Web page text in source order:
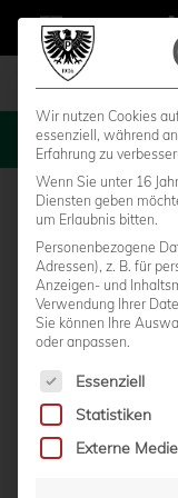
Wir nutzen Cookies
essenziell, während
Erfahrung zu
Wenn Sie unter 16
Diensten geben
um Erlaubnis bitten.
Personenbezogene
Adressen), z. B. für
Anzeigen- und
Verwendung Ihrer
Sie können Ihre
oder anpassen.
Es folgt eine Liste
Essenziell
Statistiken
Externe